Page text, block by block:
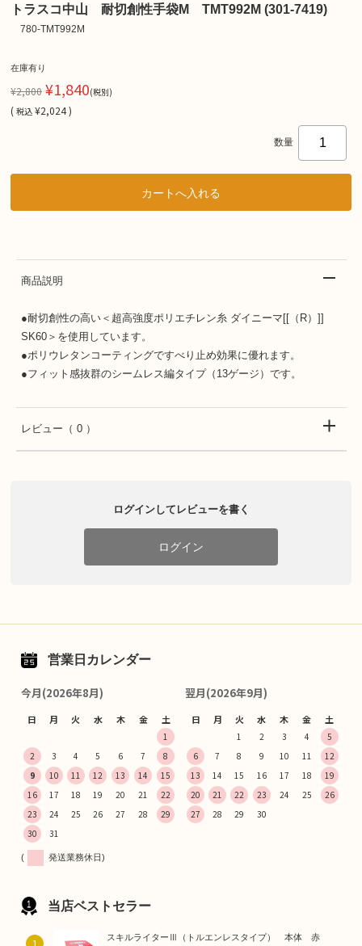
トラスコ中山 耐切創性手袋M TMT992M (301-7419)
780-TMT992M
在庫有り
¥2,800 ¥1,840(税別)
( 税込 ¥2,024 )
数量
商品説明
●耐切創性の高い＜超高強度ポリエチレン糸 ダイニーマ[[（R）]]
SK60＞を使用しています。
●ポリウレタンコーティングですべり止め効果に優れます。
●フィット感抜群のシームレス編タイプ（13ゲージ）です。
レビュー （ 0 ）
ログインしてレビューを書く
ログイン
営業日カレンダー
今月(2026年8月)
日 月 火 水 木 金 土
1
2
3 4 5 6 7
8
9
10 11 12 13 14
15
16
17 18 19 20 21
22
23
24 25 26 27 28
29
30
31
翌月(2026年9月)
日 月 火 水 木 金 土
1 2 3 4
5
6
7 8 9 10 11
12
13
14 15 16 17 18
19
20
21 22 23 24 25
26
27
28 29 30
( 発送業務休日)
当店ベストセラー
1 スキルライターⅢ（トルエンレスタイプ） 本体 赤